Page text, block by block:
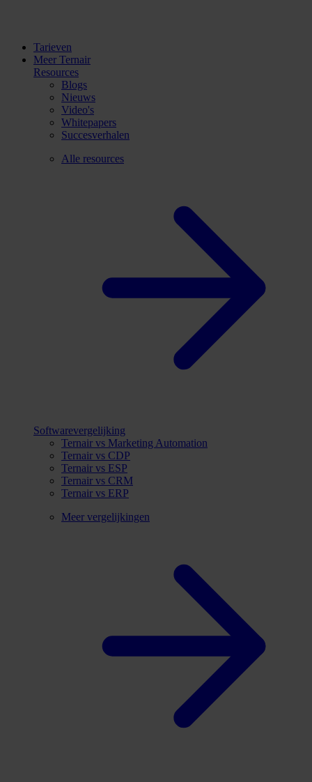
Tarieven
Meer Ternair
Resources
Blogs
Nieuws
Video's
Whitepapers
Succesverhalen
Alle resources
Softwarevergelijking
Ternair vs Marketing Automation
Ternair vs CDP
Ternair vs ESP
Ternair vs CRM
Ternair vs ERP
Meer vergelijkingen